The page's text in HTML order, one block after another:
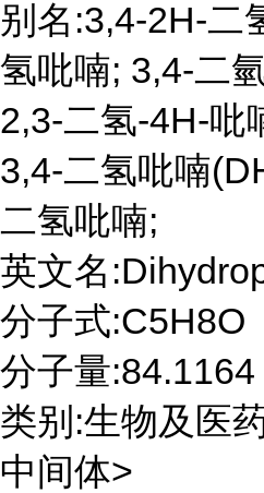
别名:3,4-2H-二
氢吡喃; 3,4-二
2,3-二氢-4H-吡
3,4-二氢吡喃
二氢吡喃;
英文名
分子式:C5H8O
分子量:84.1164
类别:生物及医
中间体>